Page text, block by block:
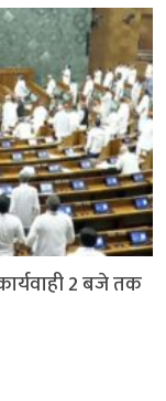
2 बजे तक